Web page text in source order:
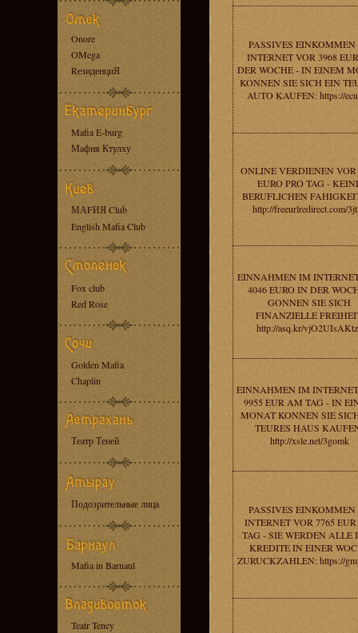
Onore
OMega
RезиденциЯ
Mafia E-burg
Мафия Ктулху
МАFИЯ Club
English Mafia Club
Fox club
Red Rose
Golden Mafia
Chaplin
Театр Теней
Подозрительные лица
Mafia in Barnaul
Teatr Teney
PASSIVES
INTERNET VOR 3968
DER WOCHE - IN EINEM
KONNEN SIE SICH EIN
AUTO KAUFEN: https://
ONLINE VERDIENEN VOR
EURO PRO TAG -
BERUFLICHEN
http://freeurlredirect.com/
EINNAHMEN IM
4046 EURO IN DER
GONNEN SIE SICH
FINANZIELLE
http://asq.kr/
EINNAHMEN IM
9955 EUR AM TAG - IN
MONAT KONNEN SIE
TEURES HAUS
http://xsle.net/3gomk
PASSIVES
INTERNET VOR 7765
TAG - SIE WERDEN ALLE
KREDITE IN EINER
ZURUCKZAHLEN: https://